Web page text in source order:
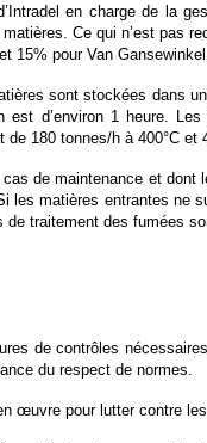
en charge de la
Ce qui n’est pas
15% pour Van Gansewinkel.
sont stockées dans
d’environ 1 heure.
180 tonnes/h à 400°C
de maintenance et
matières entrantes
de traitement des fumées
de contrôles
du respect de normes.
pour lutter contre